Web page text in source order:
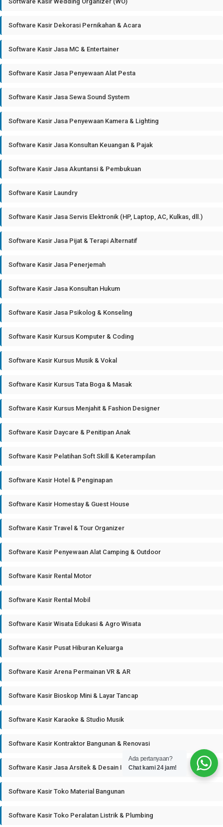
Software Kasir Dekorasi Pernikahan & Acara
Software Kasir Jasa MC & Entertainer
Software Kasir Jasa Penyewaan Alat Pesta
Software Kasir Jasa Sewa Sound System
Software Kasir Jasa Penyewaan Kamera & Lighting
Software Kasir Jasa Konsultan Keuangan & Pajak
Software Kasir Jasa Akuntansi & Pembukuan
Software Kasir Laundry
Software Kasir Jasa Servis Elektronik (HP, Laptop, AC, Kulkas, dll.)
Software Kasir Jasa Pijat & Terapi Alternatif
Software Kasir Jasa Penerjemah
Software Kasir Jasa Konsultan Hukum
Software Kasir Jasa Psikolog & Konseling
Software Kasir Kursus Komputer & Coding
Software Kasir Kursus Musik & Vokal
Software Kasir Kursus Tata Boga & Masak
Software Kasir Kursus Menjahit & Fashion Designer
Software Kasir Daycare & Penitipan Anak
Software Kasir Pelatihan Soft Skill & Keterampilan
Software Kasir Hotel & Penginapan
Software Kasir Homestay & Guest House
Software Kasir Travel & Tour Organizer
Software Kasir Penyewaan Alat Camping & Outdoor
Software Kasir Rental Motor
Software Kasir Rental Mobil
Software Kasir Wisata Edukasi & Agro Wisata
Software Kasir Pusat Hiburan Keluarga
Software Kasir Arena Permainan VR & AR
Software Kasir Bioskop Mini & Layar Tancap
Software Kasir Karaoke & Studio Musik
Software Kasir Kontraktor Bangunan & Renovasi
Software Kasir Jasa Arsitek & Desain Interior
Software Kasir Toko Material Bangunan
Software Kasir Toko Peralatan Listrik & Plumbing
Ada pertanyaan?
Chat kami 24 jam!